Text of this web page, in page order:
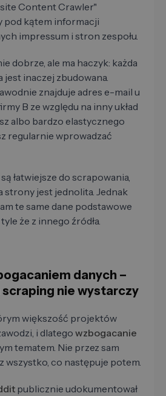
Content Crawler"
pod kątem informacji
impressum i stron zespołu.
dobrze, ale ma haczyk: każda
inaczej zbudowana.
znajduje adres e-mail u
B ze względu na inny układ
albo bardzo elastycznego
regularnie wprowadzać
łatwiejsze do scrapowania,
strony jest jednolita. Jednak
te same dane podstawowe
że z innego źródła.
danych –
nie wystarczy
większość projektów
i dlatego wzbogacanie
tematem. Nie przez sam
wszystko, co następuje potem.
publicznie udokumentował